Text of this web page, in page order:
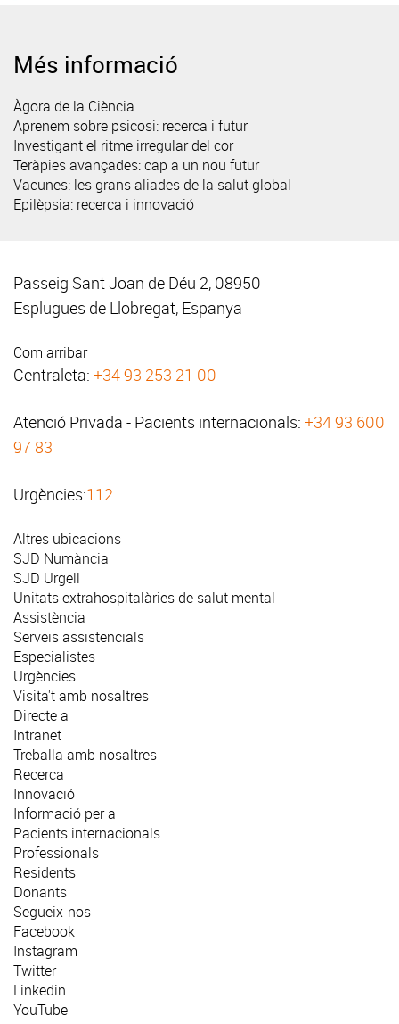
Més informació
Àgora de la Ciència
Aprenem sobre psicosi: recerca i futur
Investigant el ritme irregular del cor
Teràpies avançades: cap a un nou futur
Vacunes: les grans aliades de la salut global
Epilèpsia: recerca i innovació
Passeig Sant Joan de Déu 2, 08950
Esplugues de Llobregat, Espanya
Com arribar
Centraleta: +34 93 253 21 00
Atenció Privada - Pacients internacionals: +34 93 600
97 83
Urgències:112
Altres ubicacions
SJD Numància
SJD Urgell
Unitats extrahospitalàries de salut mental
Assistència
Serveis assistencials
Especialistes
Urgències
Visita't amb nosaltres
Directe a
Intranet
Treballa amb nosaltres
Recerca
Innovació
Informació per a
Pacients internacionals
Professionals
Residents
Donants
Segueix-nos
Facebook
Instagram
Twitter
Linkedin
YouTube